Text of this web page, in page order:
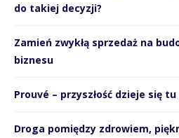
do takiej decyzji?
Zamień zwykłą sprzedaż na
biznesu
Prouvé – przyszłość dzieje się tu
Droga pomiędzy zdrowiem,